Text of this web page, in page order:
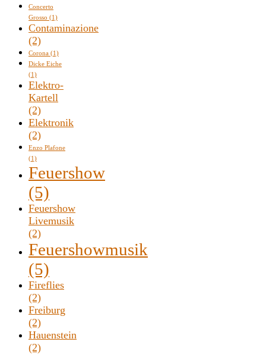
Concerto
Grosso (1)
Contaminazione
(2)
Corona (1)
Dicke Eiche
(1)
Elektro-
Kartell
(2)
Elektronik
(2)
Enzo Plafone
(1)
Feuershow
(5)
Feuershow
Livemusik
(2)
Feuershowmusik
(5)
Fireflies
(2)
Freiburg
(2)
Hauenstein
(2)